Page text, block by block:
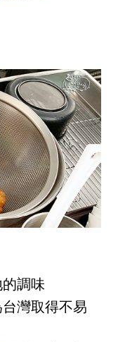
調味
灣取得不易